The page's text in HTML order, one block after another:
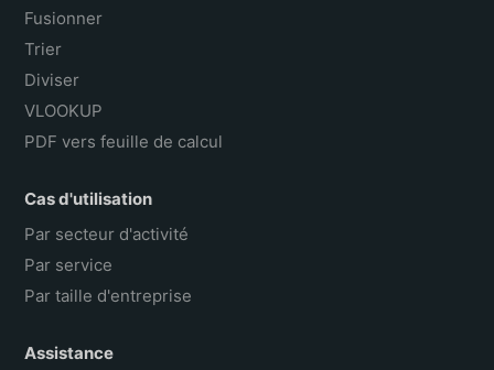
Fusionner
Trier
Diviser
VLOOKUP
PDF vers feuille de calcul
Cas d'utilisation
Par secteur d'activité
Par service
Par taille d'entreprise
Assistance